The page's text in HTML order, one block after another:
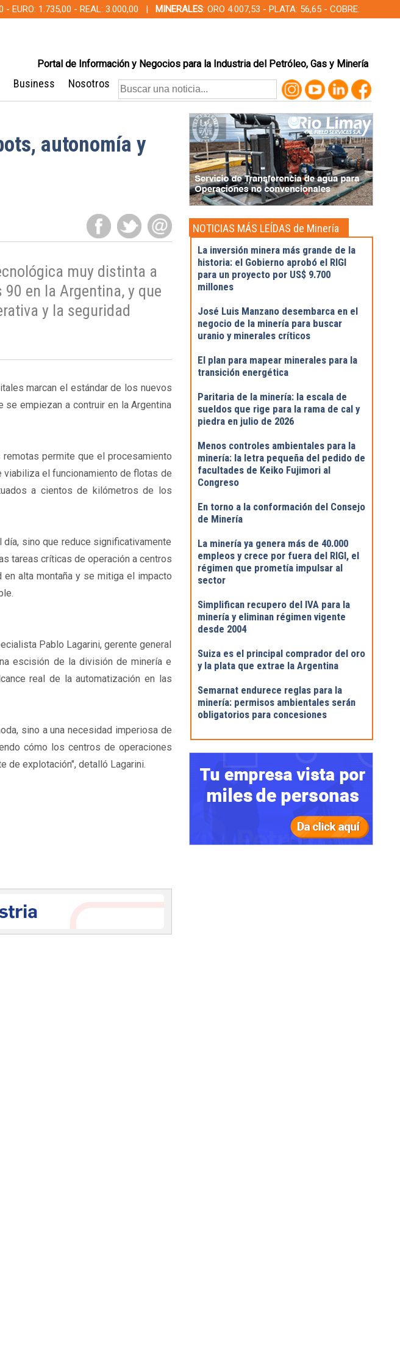
- EURO: 1.735,00 - REAL: 3.000,00 | MINERALES: ORO 4.007,53 - PLATA: 56,65 - COBRE:
Portal de Información y Negocios para la Industria del Petróleo, Gas y Minería
Business Nosotros
autonomía y
muy distinta a
en la Argentina, y que
y la seguridad
marcan el estándar de los nuevos
empiezan a contruir en la Argentina
permite que el procesamiento
el funcionamiento de flotas de
a cientos de kilómetros de los
sino que reduce significativamente
tareas críticas de operación a centros
alta montaña y se mitiga el impacto
Pablo Lagarini, gerente general
escisión de la división de minería e
real de la automatización en las
sino a una necesidad imperiosa de
cómo los centros de operaciones
de explotación", detalló Lagarini.
NOTICIAS MÁS LEÍDAS de Minería
La inversión minera más grande de la
historia: el Gobierno aprobó el RIGI
para un proyecto por US$ 9.700
millones
José Luis Manzano desembarca en el
negocio de la minería para buscar
uranio y minerales críticos
El plan para mapear minerales para la
transición energética
Paritaria de la minería: la escala de
sueldos que rige para la rama de cal y
piedra en julio de 2026
Menos controles ambientales para la
minería: la letra pequeña del pedido de
facultades de Keiko Fujimori al
Congreso
En torno a la conformación del Consejo
de Minería
La minería ya genera más de 40.000
empleos y crece por fuera del RIGI, el
régimen que prometía impulsar al
sector
Simplifican recupero del IVA para la
minería y eliminan régimen vigente
desde 2004
Suiza es el principal comprador del oro
y la plata que extrae la Argentina
Semarnat endurece reglas para la
minería: permisos ambientales serán
obligatorios para concesiones